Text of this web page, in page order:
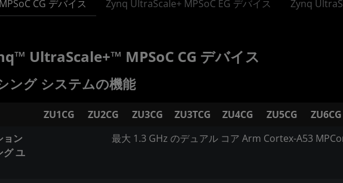
CG デバイス Zynq UltraScale+ MPSoC EG デバイス Zynq
UltraScale+™ MPSoC CG デバイス
ング システムの機能
ZU1CG ZU2CG ZU3CG ZU3TCG ZU4CG ZU5CG ZU6CG
ョン
グ ユ
最大 1.3 GHz のデュアル コア Arm Cortex-A53